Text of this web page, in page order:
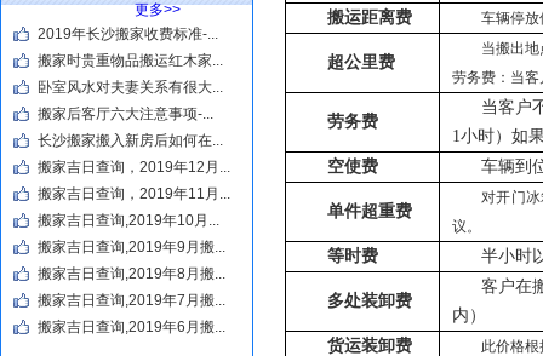
更多>>
2019年长沙搬家收费标准-...
搬家时贵重物品搬运红木家...
卧室风水对夫妻关系有很大...
搬家后客厅六大注意事项-...
长沙搬家搬入新房后如何在...
搬家吉日查询，2019年12月...
搬家吉日查询，2019年11月...
搬家吉日查询,2019年10月...
搬家吉日查询,2019年9月搬...
搬家吉日查询,2019年8月搬...
搬家吉日查询,2019年7月搬...
搬家吉日查询,2019年6月搬...
搬运距离费 车辆停放
超公里费
当搬出
劳务费：当
劳务费
当客户
1小时）如
空使费
车辆到
单件超重费
对开门
议。
等时费 半小时
多处装卸费
客户在
内）
货运装卸费
此价格